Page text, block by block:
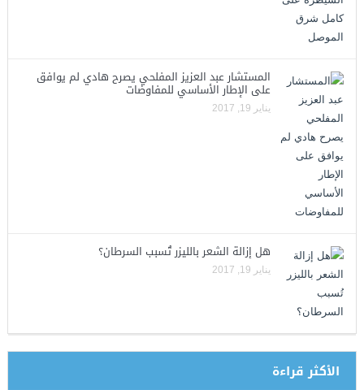
المستشار عبد العزيز المفلحي يصرح هادي لم يوافق
على الإطار الأساسي للمفاوضات
يناير 19, 2017
هل إزالة الشعر بالليزر تُسبب السرطان؟
يناير 19, 2017
الأكثر قراءة